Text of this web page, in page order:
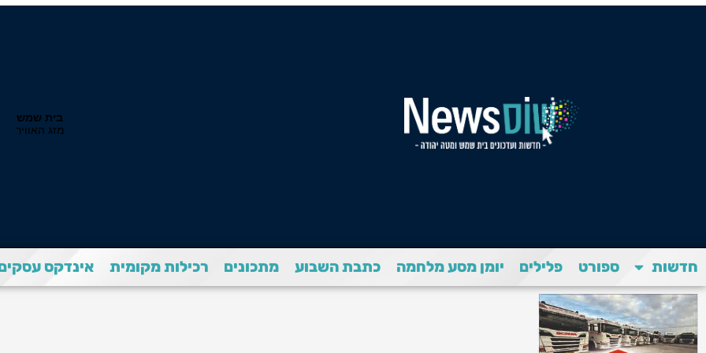
חדשות ספורט פלילים יומן מסע מלחמה כתבת השבוע מתכונים רכילות מקומית אינדקס